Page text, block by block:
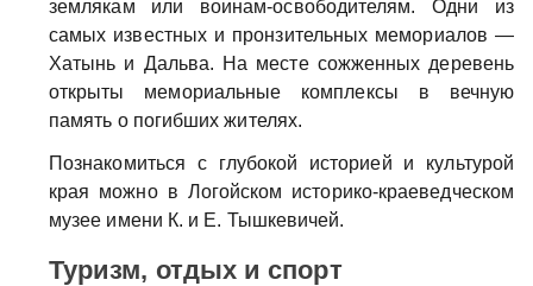
землякам или воинам-освободителям. Одни из
самых известных и пронзительных мемориалов —
Хатынь и Дальва. На месте сожженных деревень
открыты мемориальные комплексы в вечную
память о погибших жителях.
Познакомиться с глубокой историей и культурой
края можно в Логойском историко-краеведческом
музее имени К. и Е. Тышкевичей.
Туризм, отдых и спорт